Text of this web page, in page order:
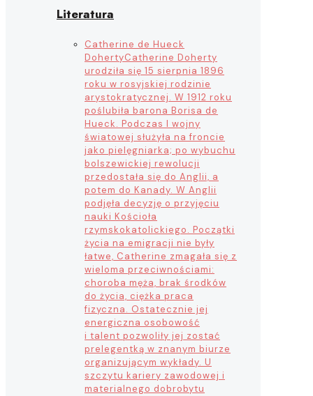
Literatura
Catherine de Hueck
DohertyCatherine Doherty
urodziła się 15 sierpnia 1896
roku w rosyjskiej rodzinie
arystokratycznej. W 1912 roku
poślubiła barona Borisa de
Hueck. Podczas I wojny
światowej służyła na froncie
jako pielęgniarka; po wybuchu
bolszewickiej rewolucji
przedostała się do Anglii, a
potem do Kanady. W Anglii
podjęła decyzję o przyjęciu
nauki Kościoła
rzymskokatolickiego. Początki
życia na emigracji nie były
łatwe, Catherine zmagała się z
wieloma przeciwnościami:
choroba męża, brak środków
do życia, ciężka praca
fizyczna. Ostatecznie jej
energiczna osobowość
i talent pozwoliły jej zostać
prelegentką w znanym biurze
organizującym wykłady. U
szczytu kariery zawodowej i
materialnego dobrobytu